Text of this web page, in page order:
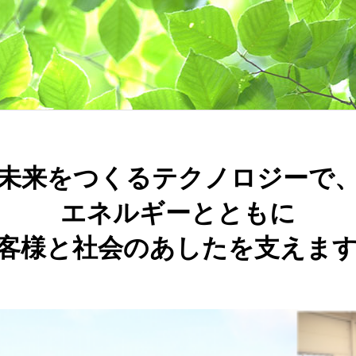
来をつくるテクノロジーで
エネルギーとともに
様と社会のあしたを支えま